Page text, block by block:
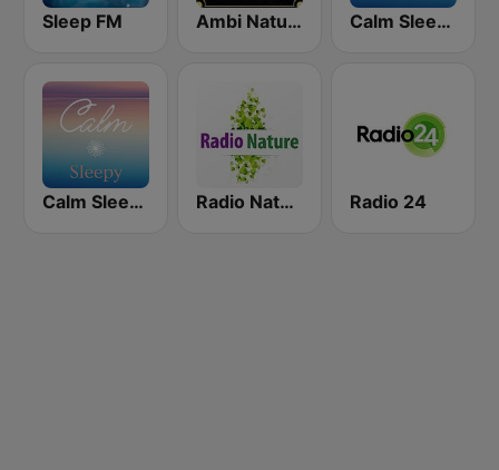
Sleep FM Ambi Nature Radio Calm Sleep Classical
Calm Sleepy Radio Nature Radio 24